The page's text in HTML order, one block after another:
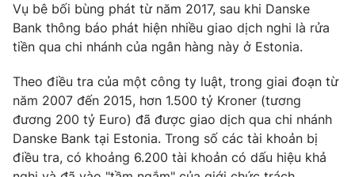
Sản phẩm
Thị trường
Tư vấn
Lịch phát sóng
Chuyên mục khác
Emagazine Podcast
Photo Infographic
Vụ bê bối bùng phát từ năm 2017, sau khi Danske
Bank thông báo phát hiện nhiều giao dịch nghi là rửa
tiền qua chi nhánh của ngân hàng này ở Estonia.
Theo điều tra của một công ty luật, trong giai đoạn từ
năm 2007 đến 2015, hơn 1.500 tỷ Kroner (tương
đương 200 tỷ Euro) đã được giao dịch qua chi nhánh
Danske Bank tại Estonia. Trong số các tài khoản bị
điều tra, có khoảng 6.200 tài khoản có dấu hiệu khả